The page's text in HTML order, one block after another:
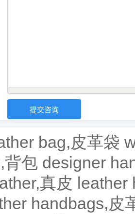
bag,皮革袋
背包 designer
真皮 leather
handbags,皮